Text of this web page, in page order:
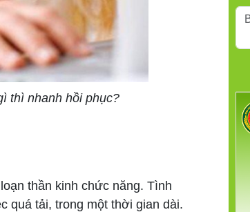
thì nhanh hồi phục?
thần kinh chức năng. Tình
quá tải, trong một thời gian dài.